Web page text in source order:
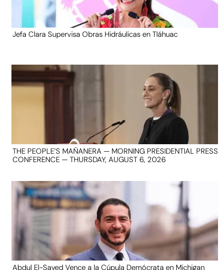
Jefa Clara Supervisa Obras Hidráulicas en Tláhuac
THE PEOPLE’S MAÑANERA — MORNING PRESIDENTIAL PRESS
CONFERENCE — THURSDAY, AUGUST 6, 2026
Abdul El-Sayed Vence a la Cúpula Demócrata en Michigan